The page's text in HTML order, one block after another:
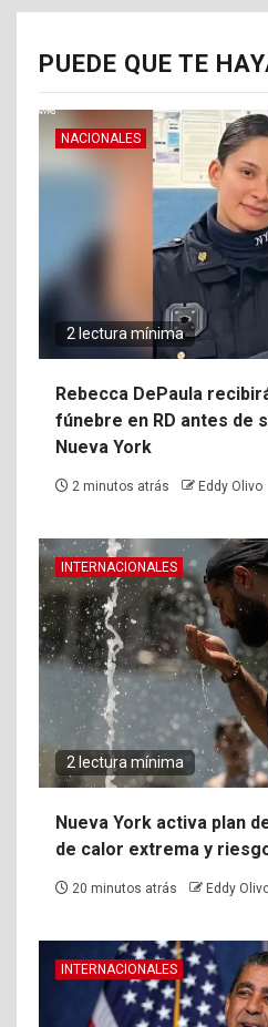
PUEDE QUE TE
NACIONALES
2 lectura mínima
Rebecca DePaula
fúnebre en RD antes de
Nueva York
2 minutos atrás Eddy Olivo
INTERNACIONALES
2 lectura mínima
Nueva York activa plan
de calor extrema y
20 minutos atrás Eddy
INTERNACIONALES